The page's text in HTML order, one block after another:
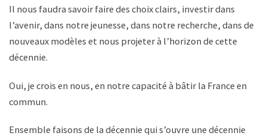
Il nous faudra savoir faire des choix clairs, investir dans
l’avenir, dans notre jeunesse, dans notre recherche, dans de
nouveaux modèles et nous projeter à l’horizon de cette
décennie.
Oui, je crois en nous, en notre capacité à bâtir la France en
commun.
Ensemble faisons de la décennie qui s’ouvre une décennie